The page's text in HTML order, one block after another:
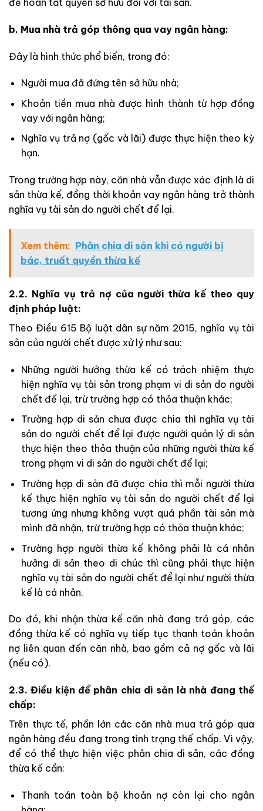
b. Mua nhà trả góp thông qua vay ngân hàng:
Đây là hình thức phổ biến, trong đó:
Người mua đã đứng tên sở hữu nhà;
Khoản tiền mua nhà được hình thành từ hợp đồng
vay với ngân hàng;
Nghĩa vụ trả nợ (gốc và lãi) được thực hiện theo kỳ
hạn.
Trong trường hợp này, căn nhà vẫn được xác định là di
sản thừa kế, đồng thời khoản vay ngân hàng trở thành
nghĩa vụ tài sản do người chết để lại.
Xem thêm: Phân chia di sản khi có người bị
bác, truất quyền thừa kế
2.2. Nghĩa vụ trả nợ của người thừa kế theo quy
định pháp luật:
Theo Điều 615 Bộ luật dân sự năm 2015, nghĩa vụ tài
sản của người chết được xử lý như sau:
Những người hưởng thừa kế có trách nhiệm thực
hiện nghĩa vụ tài sản trong phạm vi di sản do người
chết để lại, trừ trường hợp có thỏa thuận khác;
Trường hợp di sản chưa được chia thì nghĩa vụ tài
sản do người chết để lại được người quản lý di sản
thực hiện theo thỏa thuận của những người thừa kế
trong phạm vi di sản do người chết để lại;
Trường hợp di sản đã được chia thì mỗi người thừa
kế thực hiện nghĩa vụ tài sản do người chết để lại
tương ứng nhưng không vượt quá phần tài sản mà
mình đã nhận, trừ trường hợp có thỏa thuận khác;
Trường hợp người thừa kế không phải là cá nhân
hưởng di sản theo di chúc thì cũng phải thực hiện
nghĩa vụ tài sản do người chết để lại như người thừa
kế là cá nhân.
Do đó, khi nhận thừa kế căn nhà đang trả góp, các
đồng thừa kế có nghĩa vụ tiếp tục thanh toán khoản
nợ liên quan đến căn nhà, bao gồm cả nợ gốc và lãi
(nếu có).
2.3. Điều kiện để phân chia di sản là nhà đang thế
chấp:
Trên thực tế, phần lớn các căn nhà mua trả góp qua
ngân hàng đều đang trong tình trạng thế chấp. Vì vậy,
để có thể thực hiện việc phân chia di sản, các đồng
thừa kế cần:
Thanh toán toàn bộ khoản nợ còn lại cho ngân